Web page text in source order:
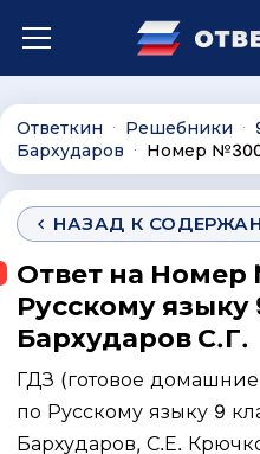
Ответкин ∙ Решебники ∙
Бархударов ∙ Номер
НАЗАД К
Ответ на Номер
Русскому языку
Бархударов С.Г.
ГДЗ (готовое
по Русскому языку 9
Бархударов, С.Е.